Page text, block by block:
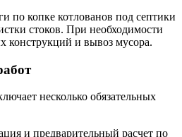
по копке котлованов под септики
стоков. При необходимости
конструкций и вывоз мусора.
несколько обязательных
и предварительный расчет по